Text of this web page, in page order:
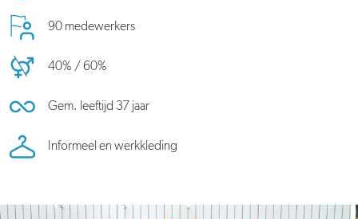
90 medewerkers
40% / 60%
Gem. leeftijd 37 jaar
Informeel en werkkleding